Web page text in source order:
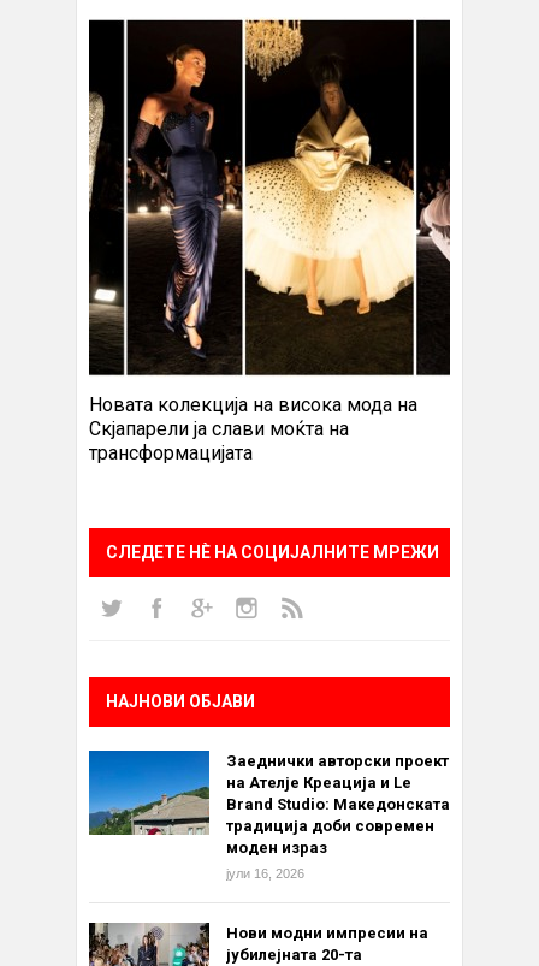
Новата колекција на висока мода на
Скјапарели ја слави моќта на
трансформацијата
СЛЕДЕТЕ НÈ НА СОЦИЈАЛНИТЕ МРЕЖИ
НАЈНОВИ ОБЈАВИ
Заеднички авторски проект
на Ателје Креација и Le
Brand Studio: Македонската
традиција доби современ
моден израз
јули 16, 2026
Нови модни импресии на
јубилејната 20-та